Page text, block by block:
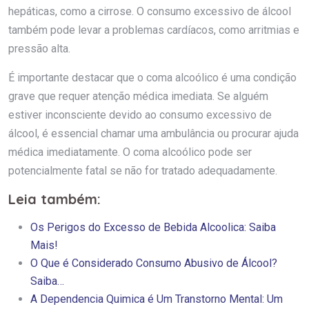
hepáticas, como a cirrose. O consumo excessivo de álcool
também pode levar a problemas cardíacos, como arritmias e
pressão alta.
É importante destacar que o coma alcoólico é uma condição
grave que requer atenção médica imediata. Se alguém
estiver inconsciente devido ao consumo excessivo de
álcool, é essencial chamar uma ambulância ou procurar ajuda
médica imediatamente. O coma alcoólico pode ser
potencialmente fatal se não for tratado adequadamente.
Leia também:
Os Perigos do Excesso de Bebida Alcoolica: Saiba
Mais!
O Que é Considerado Consumo Abusivo de Álcool?
Saiba…
A Dependencia Quimica é Um Transtorno Mental: Um